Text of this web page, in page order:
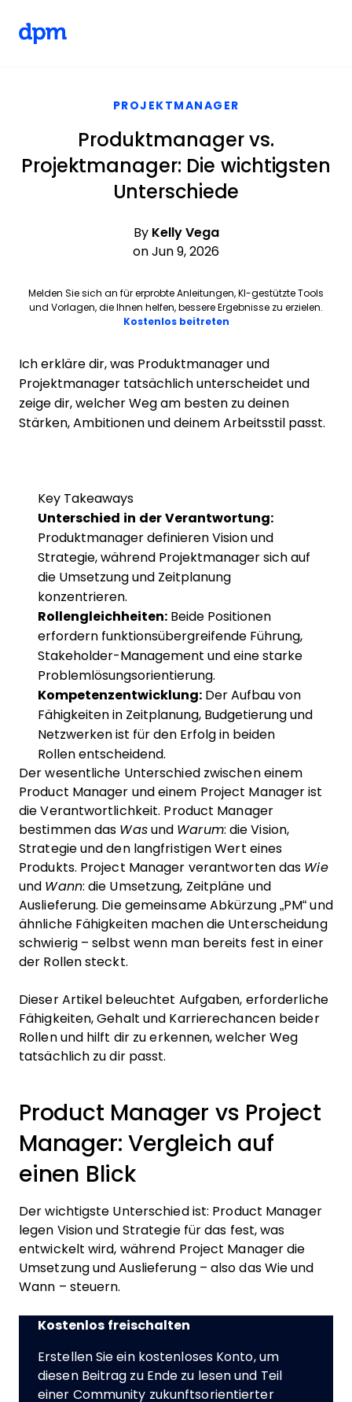
PROJEKTMANAGER
Produktmanager vs.
Projektmanager: Die wichtigsten
Unterschiede
By Kelly Vega
on Jun 9, 2026
Melden Sie sich an für erprobte Anleitungen, KI-gestützte Tools
und Vorlagen, die Ihnen helfen, bessere Ergebnisse zu erzielen.
Kostenlos beitretenOpens new window
Ich erkläre dir, was Produktmanager und
Projektmanager tatsächlich unterscheidet und
zeige dir, welcher Weg am besten zu deinen
Stärken, Ambitionen und deinem Arbeitsstil passt.
Key Takeaways
Unterschied in der Verantwortung:
Produktmanager definieren Vision und
Strategie, während Projektmanager sich auf
die Umsetzung und Zeitplanung
konzentrieren.
Rollengleichheiten: Beide Positionen
erfordern funktionsübergreifende Führung,
Stakeholder-Management und eine starke
Problemlösungsorientierung.
Kompetenzentwicklung: Der Aufbau von
Fähigkeiten in Zeitplanung, Budgetierung und
Netzwerken ist für den Erfolg in beiden
Rollen entscheidend.
Der wesentliche Unterschied zwischen einem
Product Manager und einem Project Manager ist
die Verantwortlichkeit. Product Manager
bestimmen das Wasund Warum: die Vision,
Strategie und den langfristigen Wert eines
Produkts. Project Manager verantworten das Wie
und Wann: die Umsetzung, Zeitpläne und
Auslieferung. Die gemeinsame Abkürzung „PM“ und
ähnliche Fähigkeiten machen die Unterscheidung
schwierig – selbst wenn man bereits fest in einer
der Rollen steckt.
Dieser Artikel beleuchtet Aufgaben, erforderliche
Fähigkeiten, Gehalt und Karrierechancen beider
Rollen und hilft dir zu erkennen, welcher Weg
tatsächlich zu dir passt.
Product Manager vs Project
Manager: Vergleich auf
einen Blick
Der wichtigste Unterschied ist: Product Manager
legen Vision und Strategie für das fest, was
entwickelt wird, während Project Manager die
Umsetzung und Auslieferung – also das Wie und
Wann – steuern.
Kostenlos freischalten
Erstellen Sie ein kostenloses Konto, um
diesen Beitrag zu Ende zu lesen und Teil
einer Community zukunftsorientierter